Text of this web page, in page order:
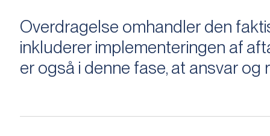
Overdragelse omhandler den
inkluderer implementeringen af
er også i denne fase, at ansvar